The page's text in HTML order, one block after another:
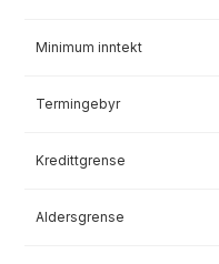
Minimum inntekt
Termingebyr
Kredittgrense
Aldersgrense